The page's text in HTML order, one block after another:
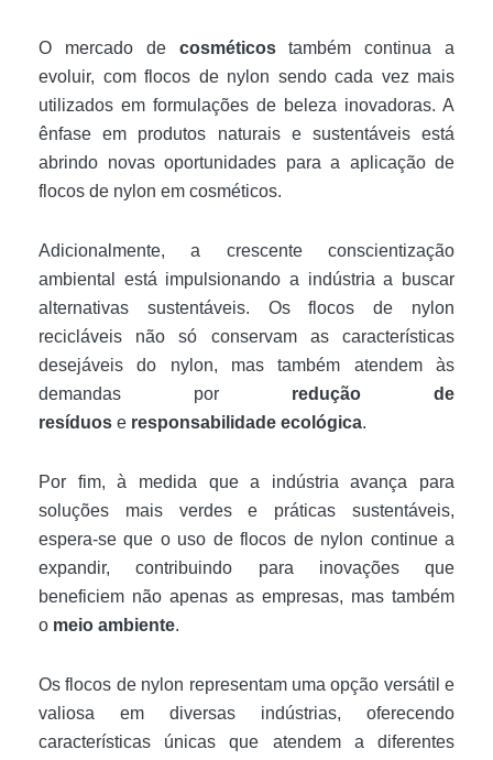
O mercado de cosméticostambém continua a
evoluir, com flocos de nylon sendo cada vez mais
utilizados em formulações de beleza inovadoras. A
ênfase em produtos naturais e sustentáveis está
abrindo novas oportunidades para a aplicação de
flocos de nylon em cosméticos.
Adicionalmente, a crescente conscientização
ambiental está impulsionando a indústria a buscar
alternativas sustentáveis. Os flocos de nylon
recicláveis não só conservam as características
desejáveis do nylon, mas também atendem às
demandas por redução de
resíduos e responsabilidade ecológica.
Por fim, à medida que a indústria avança para
soluções mais verdes e práticas sustentáveis,
espera-se que o uso de flocos de nylon continue a
expandir, contribuindo para inovações que
beneficiem não apenas as empresas, mas também
o meio ambiente.
Os flocos de nylon representam uma opção versátil e
valiosa em diversas indústrias, oferecendo
características únicas que atendem a diferentes